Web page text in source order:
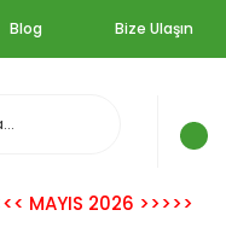
Blog Bize Ulaşın
MAYIS 2026 >>>>>